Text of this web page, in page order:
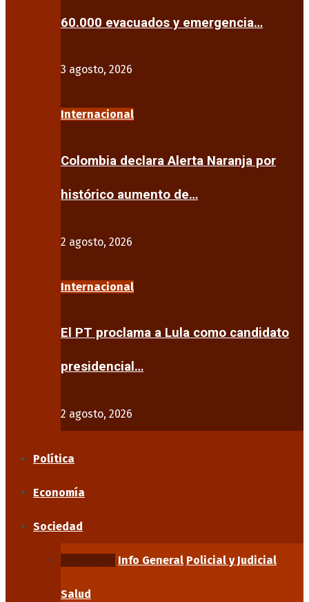
60.000 evacuados y emergencia…
3 agosto, 2026
Internacional
Colombia declara Alerta Naranja por
histórico aumento de…
2 agosto, 2026
Internacional
El PT proclama a Lula como candidato
presidencial…
2 agosto, 2026
Política
Economía
Sociedad
Info General Policial y Judicial
Salud